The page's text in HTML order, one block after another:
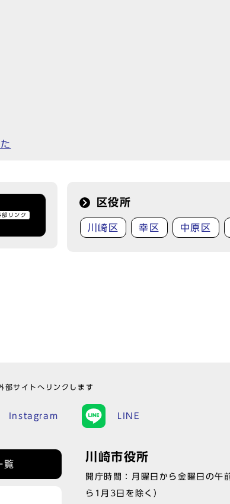
部リンク
区役所
川崎区 幸区 中原区
部サイトへリンクします
Instagram LINE
覧
川崎市役所
開庁時間：月曜日から金曜日の
ら1月3日を除く）